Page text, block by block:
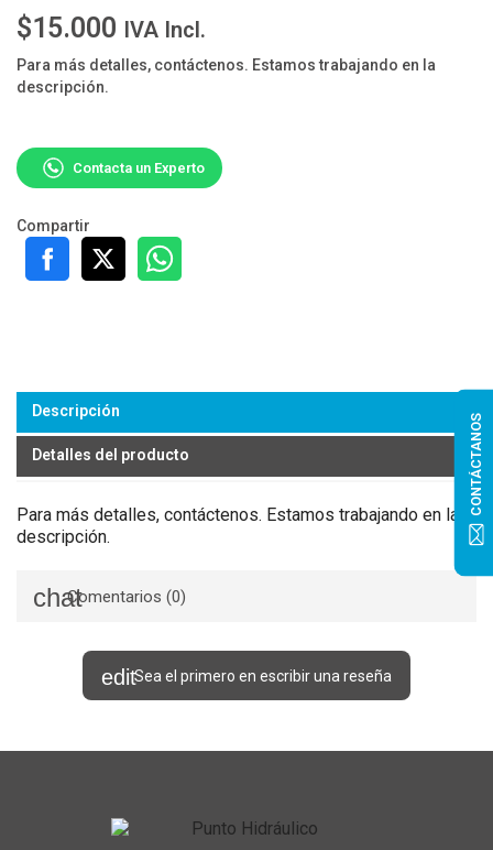
$15.000 IVA Incl.
Para más detalles, contáctenos. Estamos trabajando en la
descripción.
Contacta un Experto
Compartir
Descripción
Detalles del producto
Para más detalles, contáctenos. Estamos trabajando en la
descripción.
Comentarios (0)
Sea el primero en escribir una reseña
CONTÁCTANOS